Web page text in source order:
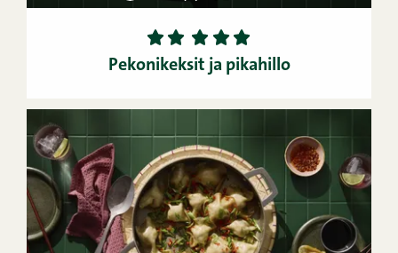
1 2 3 4
5
Pekonikeksit ja pikahillo